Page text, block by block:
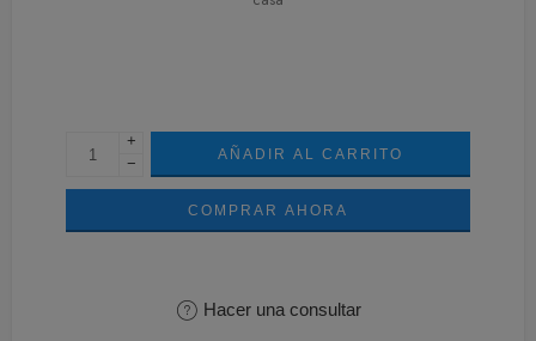
+
−
AÑADIR AL CARRITO
COMPRAR AHORA
Hacer una consultar